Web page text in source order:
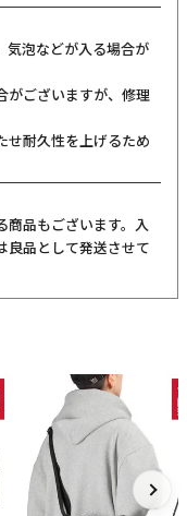
気泡などが入る場合が
がございますが、修理
せ耐久性を上げるため
商品もございます。入
良品として発送させて